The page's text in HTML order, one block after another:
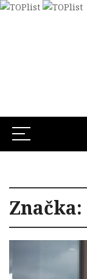
Značka: